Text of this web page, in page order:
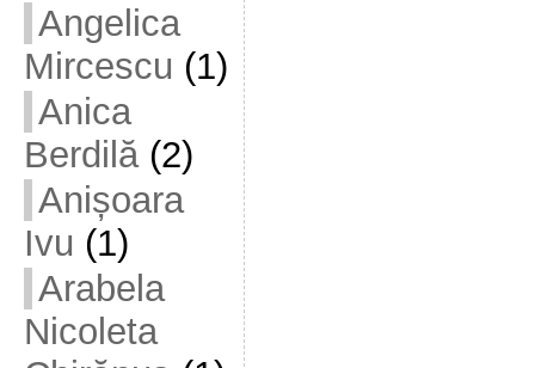
Angelica
Mircescu (1)
Anica
Berdilă(2)
Anișoara
Ivu (1)
Arabela
Nicoleta